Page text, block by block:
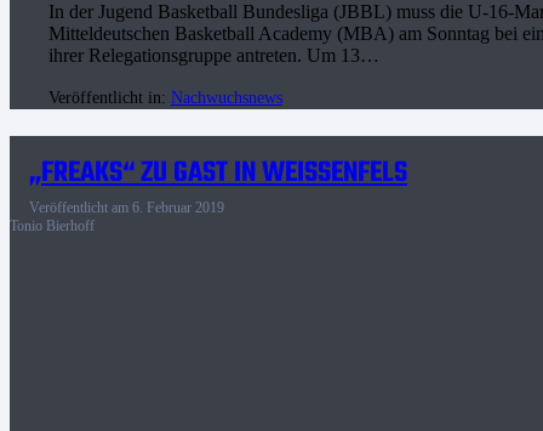
In der Jugend Basketball Bundesliga (JBBL) muss die U-16-
Mitteldeutschen Basketball Academy (MBA) am Sonntag bei
ihrer Relegationsgruppe antreten. Um 13…
Veröffentlicht in: Nachwuchsnews
„FREAKS“ ZU GAST IN WEISSENFELS
Veröffentlicht am 6. Februar 2019
Tonio Bierhoff